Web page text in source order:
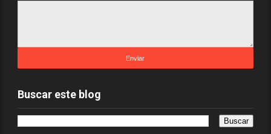
Buscar este blog